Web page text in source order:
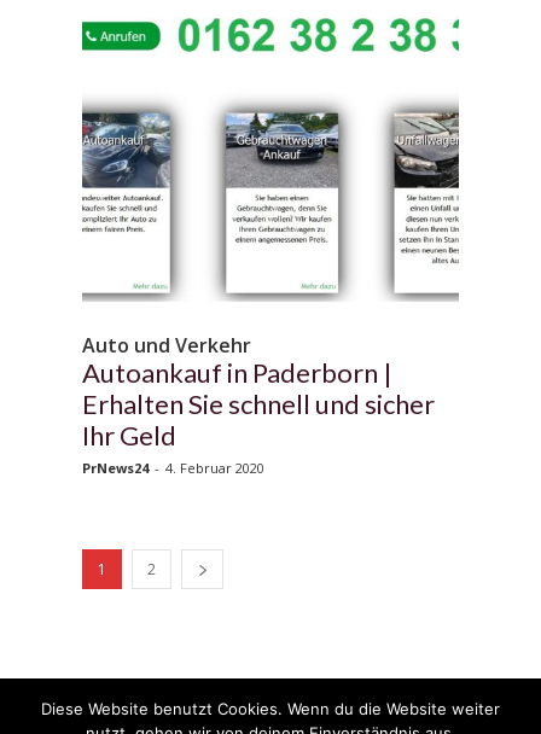
Auto und Verkehr
Autoankauf in Paderborn |
Erhalten Sie schnell und sicher
Ihr Geld
PrNews24 - 4. Februar 2020
1 2
© 2020 - 2025 Copyright - KFZzeitung.com
Diese Website benutzt Cookies. Wenn du die Website weiter